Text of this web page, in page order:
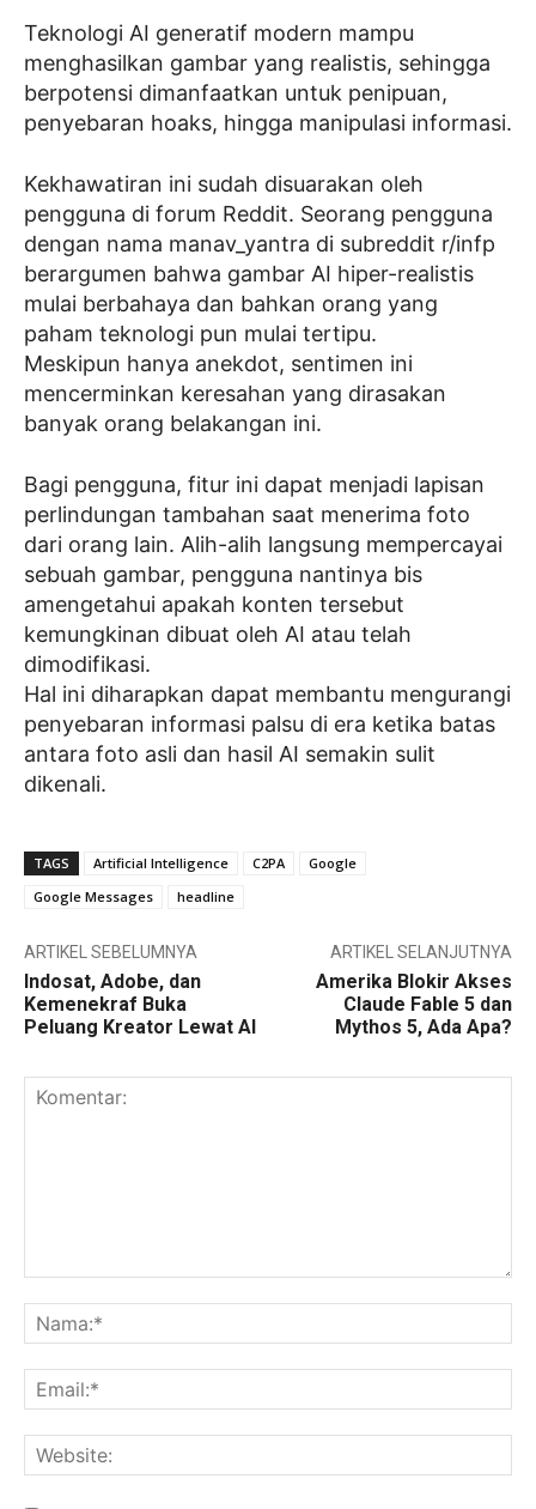
Teknologi AI generatif modern mampu
menghasilkan gambar yang realistis, sehingga
berpotensi dimanfaatkan untuk penipuan,
penyebaran hoaks, hingga manipulasi informasi.
Kekhawatiran ini sudah disuarakan oleh
pengguna di forum Reddit. Seorang pengguna
dengan nama manav_yantra di subreddit r/infp
berargumen bahwa gambar AI hiper-realistis
mulai berbahaya dan bahkan orang yang
paham teknologi pun mulai tertipu.
Meskipun hanya anekdot, sentimen ini
mencerminkan keresahan yang dirasakan
banyak orang belakangan ini.
Bagi pengguna, fitur ini dapat menjadi lapisan
perlindungan tambahan saat menerima foto
dari orang lain. Alih-alih langsung mempercayai
sebuah gambar, pengguna nantinya bis
amengetahui apakah konten tersebut
kemungkinan dibuat oleh AI atau telah
dimodifikasi.
Hal ini diharapkan dapat membantu mengurangi
penyebaran informasi palsu di era ketika batas
antara foto asli dan hasil AI semakin sulit
dikenali.
TAGS Artificial Intelligence C2PA
Google
Google Messages
headline
ARTIKEL SEBELUMNYA
Indosat, Adobe, dan
Kemenekraf Buka
Peluang Kreator Lewat AI
ARTIKEL SELANJUTNYA
Amerika Blokir Akses
Claude Fable 5 dan
Mythos 5, Ada Apa?